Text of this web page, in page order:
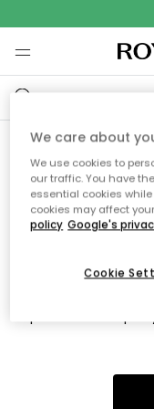
Vi hittar
Detta kan bero på
flyttats. Vi ber om
We care about
We use cookies to
our traffic. You have
essential cookies
cookies may affect
policy Google's
Cookie